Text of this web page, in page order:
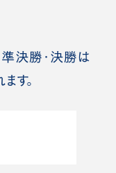
決勝・決勝は
す。